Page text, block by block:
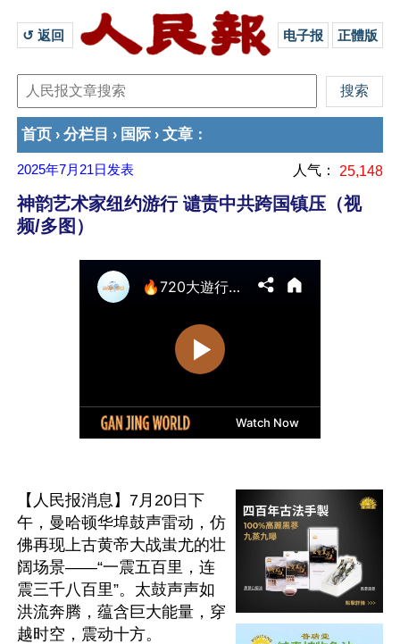
↺ 返回 电子报 正體版
首页 › 分栏目 › 国际 › 文章 ：
2025年7月21日 发表 人气： 25,148
神韵艺术家纽约游行 谴责中共跨国镇压（视
频/多图）
【人民报消息】7月20日下
午，曼哈顿华埠鼓声雷动，仿
佛再现上古黄帝大战蚩尤的壮
阔场景——“一震五百里，连
震三千八百里”。太鼓声声如
洪流奔腾，蕴含巨大能量，穿
越时空，震动十方。